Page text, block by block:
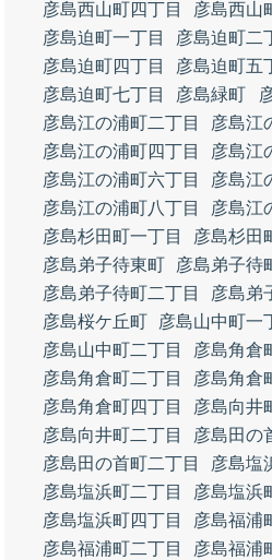
彦島西山町四丁目
彦島西山
彦島迫町一丁目
彦島迫町二
彦島迫町四丁目
彦島迫町五
彦島迫町七丁目
彦島緑町
彦島江の浦町二丁目
彦島江
彦島江の浦町四丁目
彦島江
彦島江の浦町六丁目
彦島江
彦島江の浦町八丁目
彦島江
彦島杉田町一丁目
彦島杉田
彦島弟子待東町
彦島弟子待
彦島弟子待町二丁目
彦島弟
彦島桜ケ丘町
彦島山中町一
彦島山中町二丁目
彦島角倉
彦島角倉町二丁目
彦島角倉
彦島角倉町四丁目
彦島向井
彦島向井町二丁目
彦島田の
彦島田の首町二丁目
彦島塩
彦島塩浜町二丁目
彦島塩浜
彦島塩浜町四丁目
彦島福浦
彦島福浦町二丁目
彦島福浦